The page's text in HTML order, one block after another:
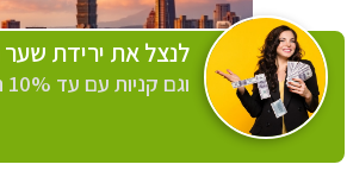
לנצל את ירידת שער
וגם קניות עם עד 10% הנחה